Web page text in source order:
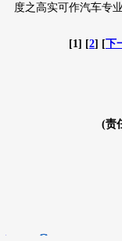
度之高实可作汽车专
[1] [2] [下
(责